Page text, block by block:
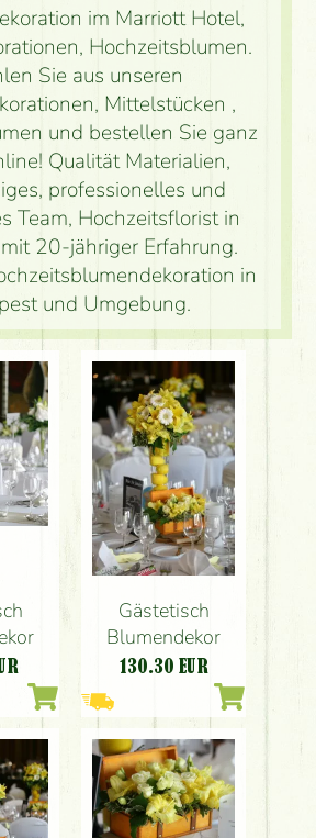
im Marriott Hotel,
Hochzeitsblumen.
Sie aus unseren
Mittelstücken ,
und bestellen Sie ganz
Qualität Materialien,
professionelles und
Team, Hochzeitsflorist in
20-jähriger Erfahrung.
in
und Umgebung.
Gästetisch
Blumendekor
130.30 EUR